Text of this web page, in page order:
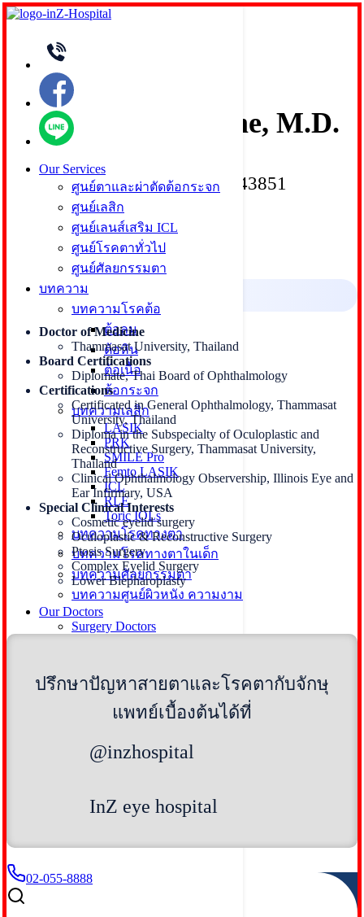
Skip
Our Services
ศูนย์ตาและผ่าตัดต้อกระจก
ศูนย์เลสิก
ศูนย์เลนส์เสริม ICL
ศูนย์โรคตาทั่วไป
ศูนย์ศัลยกรรมตา
บทความ
บทความโรคต้อ
ต้อลม
ต้อหิน
ต้อเนื้อ
ต้อกระจก
บทความเลสิก
LASIK
PRK
SMILE Pro
Femto LASIK
ICL
RLE
Toric IOLs
บทความโรคทางตา
บทความโรคทางตาในเด็ก
บทความศัลยกรรมตา
บทความศูนย์ผิวหนัง ความงาม
Our Doctors
Surgery Doctors
Promotions
Promotions Surgery
02-055-8888
Natdanai Pincome, M.D.
Medical License No. 43851
Ophthalmologist
Education
Doctor of Medicine
Thammasat University, Thailand
Board Certifications
Diplomate, Thai Board of Ophthalmology
Certifications
Certificated in General Ophthalmology, Thammasat
University, Thailand
Diploma in the Subspecialty of Oculoplastic and
Reconstructive Surgery, Thammasat University,
Thailand
Clinical Ophthalmology Observership, Illinois Eye and
Ear Infirmary, USA
Special Clinical Interests
Cosmetic eyelid surgery
Oculoplastic & Reconstructive Surgery
Ptosis Surgery
Complex Eyelid Surgery
Lower Blepharoplasty
ปรึกษาปัญหาสายตาและโรคตากับจักษุ
แพทย์เบื้องต้นได้ที่
@inzhospital
InZ eye hospital